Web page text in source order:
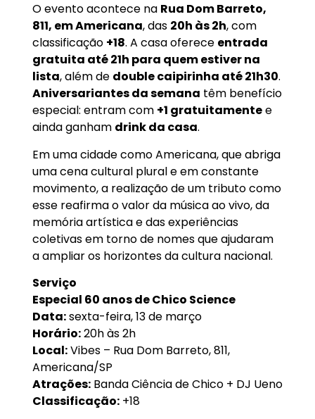
O evento acontece na Rua Dom Barreto,
811, em Americana, das 20h às 2h, com
classificação +18. A casa oferece entrada
gratuita até 21h para quem estiver na
lista, além de double caipirinha até 21h30.
Aniversariantes da semana têm benefício
especial: entram com +1 gratuitamentee
ainda ganham drink da casa.
Em uma cidade como Americana, que abriga
uma cena cultural plural e em constante
movimento, a realização de um tributo como
esse reafirma o valor da música ao vivo, da
memória artística e das experiências
coletivas em torno de nomes que ajudaram
a ampliar os horizontes da cultura nacional.
Serviço
Especial 60 anos de Chico Science
Data:sexta-feira, 13 de março
Horário:20h às 2h
Local:Vibes – Rua Dom Barreto, 811,
Americana/SP
Atrações:Banda Ciência de Chico + DJ Ueno
Classificação:+18